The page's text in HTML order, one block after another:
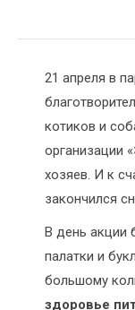
21 апреля в
котиков и
организации
хозяев. И к
закончился
В день акции
палатки и
большому
здоровье